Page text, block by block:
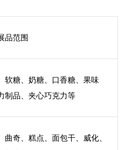
品范围
软糖、奶糖、口香糖、果味
制品、夹心巧克力等
曲奇、糕点、面包干、威化、